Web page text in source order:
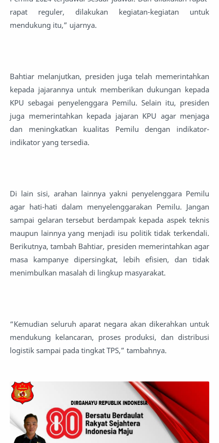
rapat reguler, dilakukan kegiatan-kegiatan untuk
mendukung itu,” ujarnya.
Bahtiar melanjutkan, presiden juga telah memerintahkan
kepada jajarannya untuk memberikan dukungan kepada
KPU sebagai penyelenggara Pemilu. Selain itu, presiden
juga memerintahkan kepada jajaran KPU agar menjaga
dan meningkatkan kualitas Pemilu dengan indikator-
indikator yang tersedia.
Di lain sisi, arahan lainnya yakni penyelenggara Pemilu
agar hati-hati dalam menyelenggarakan Pemilu. Jangan
sampai gelaran tersebut berdampak kepada aspek teknis
maupun lainnya yang menjadi isu politik tidak terkendali.
Berikutnya, tambah Bahtiar, presiden memerintahkan agar
masa kampanye dipersingkat, lebih efisien, dan tidak
menimbulkan masalah di lingkup masyarakat.
“Kemudian seluruh aparat negara akan dikerahkan untuk
mendukung kelancaran, proses produksi, dan distribusi
logistik sampai pada tingkat TPS,” tambahnya.